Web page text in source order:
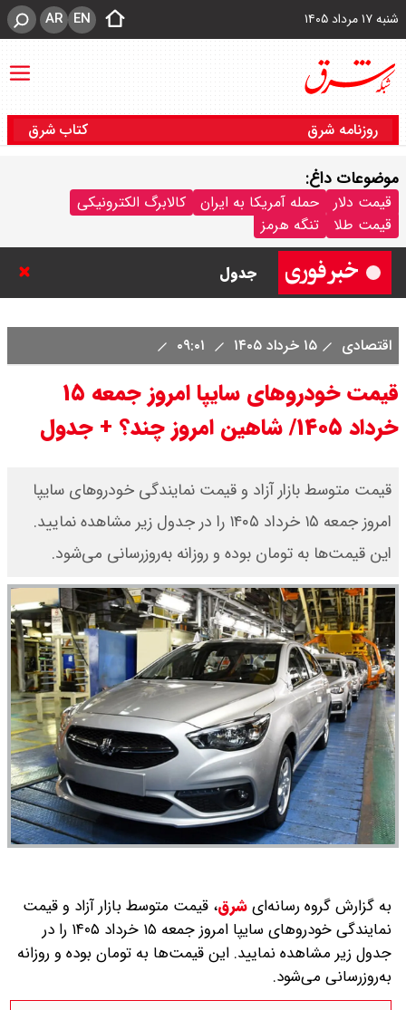
شنبه ۱۷ مرداد ۱۴۰۵ EN
AR
روزنامه شرق کتاب شرق
موضوعات داغ:
قیمت دلار حمله آمریکا به ایران
کالابرگ الکترونیکی
قیمت طلا
تنگه هرمز
جدول
۱۴۰۵ / هر دلار چند؟ + جدول
قیمت سکه پارسیان امروز شنبه ۱۷
مرداد ۱۴۰۵ / سکه پارسیان ۲۰۰ سوتی
چند؟ + جدول
اقتصادی ۱۵ خرداد ۱۴۰۵
قیمت خودرو‌های سایپا امروز جمعه ۱۵
خرداد ۱۴۰۵/ شاهین امروز چند؟ + جدول
قیمت متوسط بازار آزاد و قیمت نمایندگی خودرو‌های سایپا
امروز جمعه ۱۵ خرداد ۱۴۰۵ را در جدول زیر مشاهده نمایید.
این قیمت‌ها به تومان بوده و روزانه به‌روز‌رسانی می‌شود.
به گزارش گروه رسانه‌ایشرق، قیمت متوسط بازار آزاد و قیمت
نمایندگی خودرو‌های سایپا امروز جمعه ۱۵ خرداد ۱۴۰۵ را در
جدول زیر مشاهده نمایید. این قیمت‌ها به تومان بوده و روزانه
به‌روز‌رسانی می‌شود.